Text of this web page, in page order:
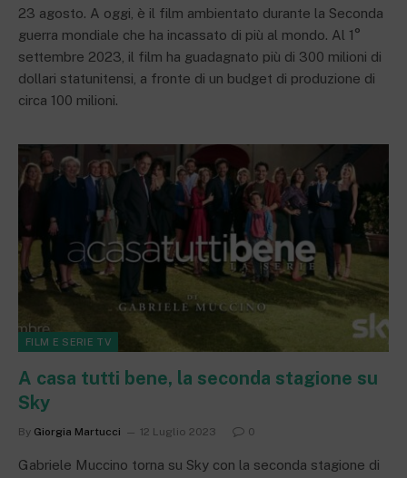
23 agosto. A oggi, è il film ambientato durante la Seconda
guerra mondiale che ha incassato di più al mondo. Al 1°
settembre 2023, il film ha guadagnato più di 300 milioni di
dollari statunitensi, a fronte di un budget di produzione di
circa 100 milioni.
FILM E SERIE TV
A casa tutti bene, la seconda stagione su
Sky
By Giorgia Martucci 12 Luglio 2023 0
Gabriele Muccino torna su Sky con la seconda stagione di